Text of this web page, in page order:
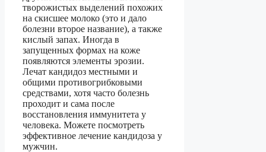
творожистых выделений похожих
на скисшее молоко (это и дало
болезни второе название), а также
кислый запах. Иногда в
запущенных формах на коже
появляются элементы эрозии.
Лечат кандидоз местными и
общими противогрибковыми
средствами, хотя часто болезнь
проходит и сама после
восстановления иммунитета у
человека. Можете посмотреть
эффективное лечение кандидоза у
мужчин.